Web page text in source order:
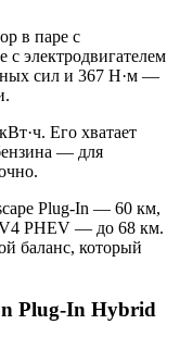
в паре с
электродвигателем
сил и 367 Н·м —
Его хватает
— для
Plug-In — 60 км,
PHEV — до 68 км.
баланс, который
Plug-In Hybrid